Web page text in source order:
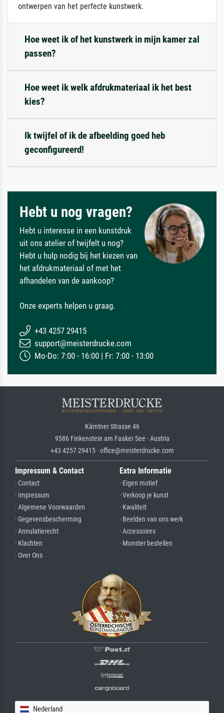
ontwerpen van het perfecte kunstwerk.
Hoe weet ik of het kunstwerk in mijn kamer zal
passen?
Hoe weet ik welk afdrukmateriaal ik het best
kies?
Ik twijfel of ik de afbeelding goed heb
geconfigureerd!
Hebt u nog vragen?
Hebt u interesse in een kunstdruk
uit ons atelier of twijfelt u nog?
Hebt u hulp nodig bij het kiezen van
het afdrukmateriaal of met het
afhandelen van de aankoop?
Onze experts helpen u graag.
+43 4257 29415
support@meisterdrucke.com
Mo-Do: 7:00 - 16:00 | Fr: 7:00 - 13:00
Kärntner Strasse 46
9586 Finkenstein am Faaker See · Austria
+43 4257 29415 · office@meisterdrucke.com
Impressum & Contact
· Contact
· Impressum
· Algemene Voorwaarden
· Gegevensbescherming
· Annulatierecht
· Klachten
· Over Ons
Extra Informatie
· Eigen motief
· Verkoop je kunst
· Kwaliteit
· Beelden van ons werk
· Accessoires
· Monster bestellen
Nederland